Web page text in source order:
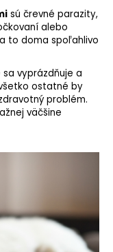
sú črevné parazity,
alebo
to doma spoľahlivo
vyprázdňuje a
ostatné by
problém.
väčšine